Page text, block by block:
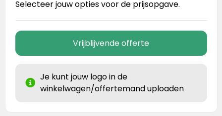
Selecteer jouw opties voor de prijsopgave.
Vrijblijvende offerte
Je kunt jouw logo in de
winkelwagen/offertemand uploaden